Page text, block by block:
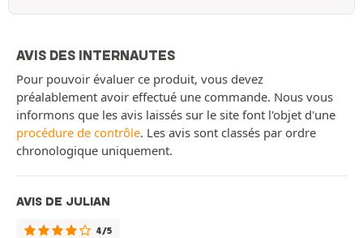
AVIS DES INTERNAUTES
Pour pouvoir évaluer ce produit, vous devez
préalablement avoir effectué une commande. Nous vous
informons que les avis laissés sur le site font l'objet d'une
procédure de contrôle. Les avis sont classés par ordre
chronologique uniquement.
AVIS DE JULIAN
4/5